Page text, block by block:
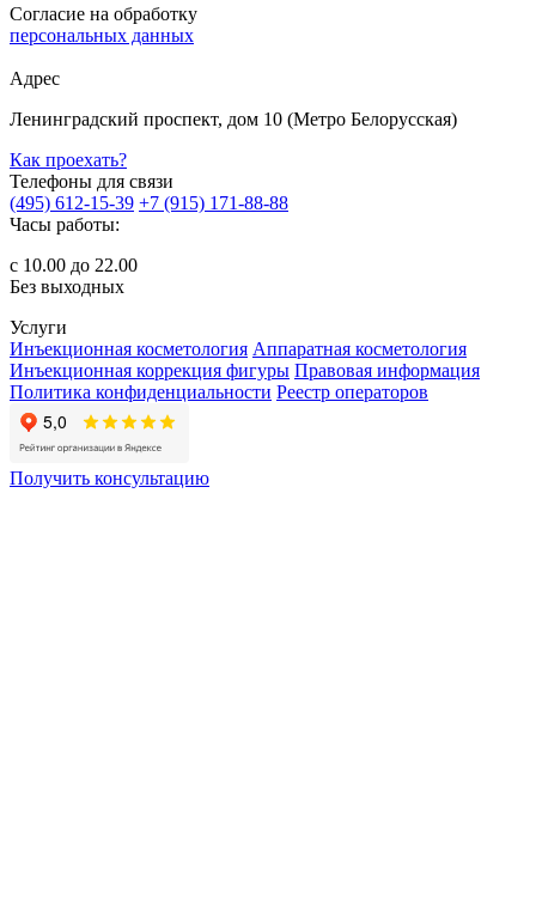
Согласие на обработку
персональных данных
Адрес
Ленинградский проспект, дом 10 (Метро Белорусская)
Как проехать?
Телефоны для связи
(495) 612-15-39 +7 (915) 171-88-88
Часы работы:
с 10.00 до 22.00
Без выходных
Услуги
Инъекционная косметология Аппаратная косметология
Инъекционная коррекция фигуры Правовая информация
Политика конфиденциальности Реестр операторов
Получить консультацию